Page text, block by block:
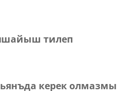
тилеп
керек олмазмы